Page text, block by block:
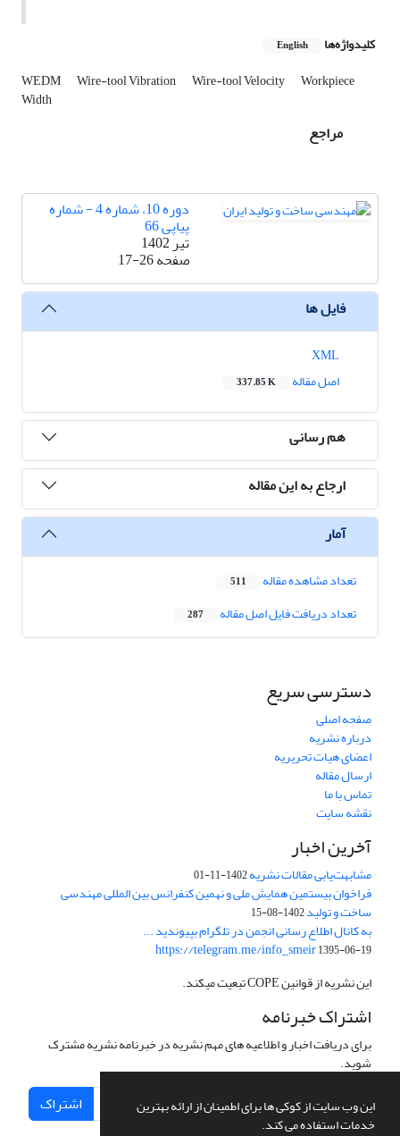
این وب سایت از کوکی ها برای اطمینان از ارائه بهترین
خدمات استفاده می کند.
کلیدواژه‌ها English
WEDM Wire-tool Vibration Wire-tool Velocity Workpiece
Width
مراجع
دوره 10، شماره 4 - شماره
پیاپی 66
تیر 1402
صفحه17-26
فایل ها
اصل مقاله
337.85 K
هم رسانی
ارجاع به این مقاله
آمار
تعداد مشاهده مقاله 511
تعداد دریافت فایل اصل مقاله 287
دسترسی سریع
صفحه اصلی
درباره نشریه
اعضای هیات تحریریه
ارسال مقاله
تماس با ما
نقشه سایت
آخرین اخبار
مشابهت‌یابی مقالات نشریه1402-11-01
فراخوان بیستمین همایش ملی و نهمین کنفرانس بین المللی مهندسی
ساخت و تولید1402-08-15
به کانال اطلاع رسانی انجمن در تلگرام بپیوندید ...
https://telegram.me/info_smeir1395-06-19
این نشریه از قوانین COPE تبعیت میکند.
اشتراک خبرنامه
برای دریافت اخبار و اطلاعیه های مهم نشریه در خبرنامه نشریه مشترک
شوید.
اشتراک